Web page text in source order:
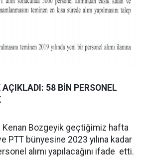
AÇIKLADI: 58 BİN PERSONEL
Kenan Bozgeyik geçtiğimiz hafta
PTT bünyesine 2023 yılına kadar
alımı yapılacağını ifade etti.